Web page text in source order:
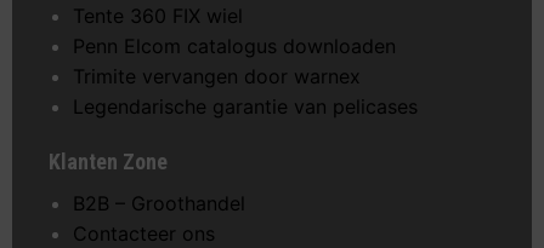
Tente 360 FIX wiel
Penn Elcom catalogus downloaden
Trimite vervangen door warnex
Legendarische garantie van pelicases
Klanten Zone
B2B – Groothandel
Contacteer ons